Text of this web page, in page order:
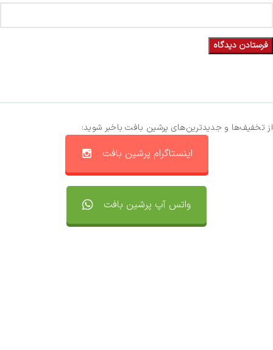
از تخفیف‌ها و جدیدترین‌های پرشین بافت باخبر شوید:
اینستاگرام پرشین بافت
واتس آپ پرشین بافت